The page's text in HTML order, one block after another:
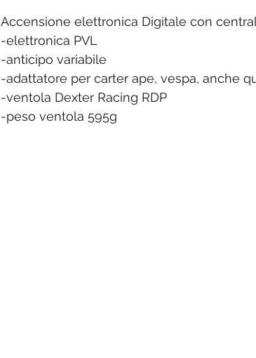
Accensione elettronica Digitale con
-elettronica PVL
-anticipo variabile
-adattatore per carter ape, vespa, anche
-ventola Dexter Racing RDP
-peso ventola 595g